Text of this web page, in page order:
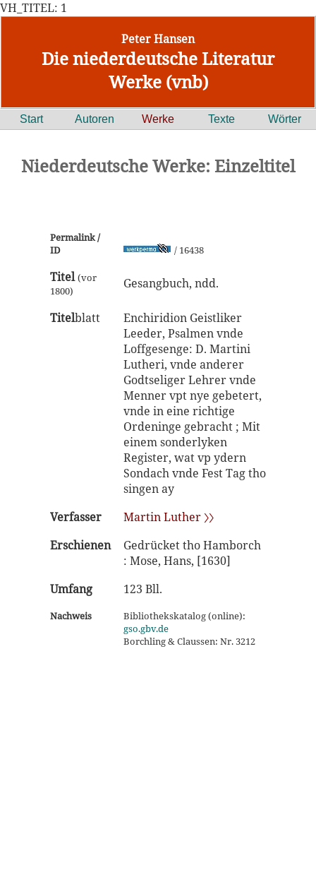
VH_TITEL: 1
Peter Hansen
Die niederdeutsche Literatur
Werke (vnb)
Start Autoren Werke Texte Wörter
Niederdeutsche Werke: Einzeltitel
Permalink /
ID
/ 16438
Titel (vor
1800)
Gesangbuch, ndd.
Titelblatt
Enchiridion Geistliker
Leeder, Psalmen vnde
Loffgesenge: D. Martini
Lutheri, vnde anderer
Godtseliger Lehrer vnde
Menner vpt nye gebetert,
vnde in eine richtige
Ordeninge gebracht ; Mit
einem sonderlyken
Register, wat vp ydern
Sondach vnde Fest Tag tho
singen ay
Verfasser
Martin Luther 〉〉
Erschienen
Gedrücket tho Hamborch
: Mose, Hans, [1630]
Umfang
123 Bll.
Nachweis
Bibliothekskatalog (online):
gso.gbv.de
Borchling & Claussen: Nr. 3212